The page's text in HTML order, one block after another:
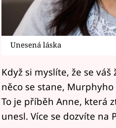
Unesená láska
Když si myslíte, že se
něco se stane,
To je příběh Anne, která
unesl. Více se dozvíte na